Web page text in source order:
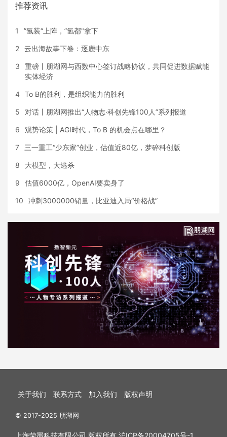
推荐资讯
1 ”氢装“上阵，”氢都"拿下
2 云出海故事下卷：逐鹿中东
3
重磅丨朋湖网与西数中心签订战略协议，共同促进数据赋能
实体经济
4 To B的胜利，是组织能力的胜利
5 对话丨朋湖网推出“人物志·科创先锋100人”系列报道
6 观势论策 | AGI时代，To B 的机会点在哪里？
7 三一重工“少东家”创业，估值近80亿，梦碎科创版
8 大模型，大逃杀
9 估值6000亿，OpenAI要卖身了
10 冲刺3000000销量，比亚迪入局“价格战”
关于我们 联系方式 加入我们 版权声明
© 2017-2025 朋湖网
上海荣墨科技有限公司 版权所有 沪ICP备20004705号-1